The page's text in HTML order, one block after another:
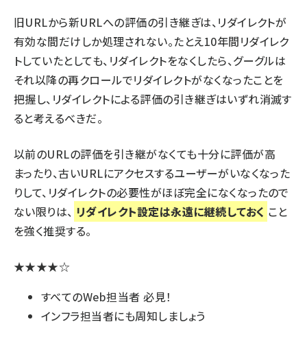
旧URLから新URLへの評価の引き継ぎは、リダイレクトが
有効な間だけしか処理されない。たとえ10年間リダイレク
トしていたとしても、リダイレクトをなくしたら、グーグルは
それ以降の再クロールでリダイレクトがなくなったことを
把握し、リダイレクトによる評価の引き継ぎはいずれ消滅す
ると考えるべきだ。
以前のURLの評価を引き継がなくても十分に評価が高
まったり、古いURLにアクセスするユーザーがいなくなった
りして、リダイレクトの必要性がほぼ完全になくなったので
ない限りは、 リダイレクト設定は永遠に継続しておく こと
を強く推奨する。
★★★★☆
すべてのWeb担当者 必見！
インフラ担当者にも周知しましょう